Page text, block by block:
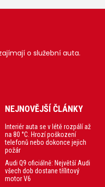
řidičák, ale taky
dramatický rozdíl
o služební auta.
NEJNOVĚJŠÍ ČLÁNKY
Interiér auta se v létě rozpálí až
na 80 °C. Hrozí poškození
telefonů nebo dokonce jejich
požár
Audi Q9 oficiálně: Největší Audi
všech dob dostane třílitový
motor V6